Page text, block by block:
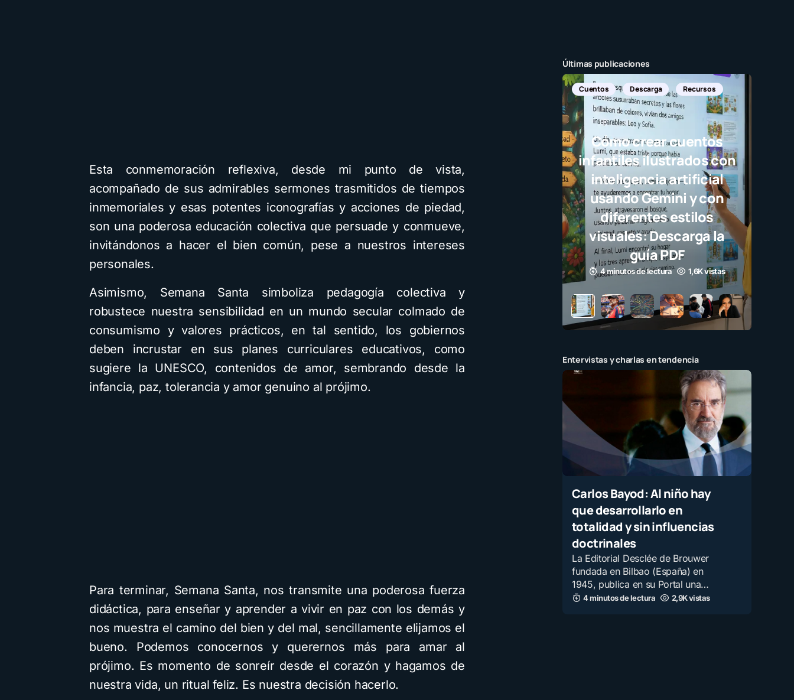
Esta conmemoración reflexiva, desde mi punto de vista,
acompañado de sus admirables sermones trasmitidos de tiempos
inmemoriales y esas potentes iconografías y acciones de piedad,
son una poderosa educación colectiva que persuade y conmueve,
invitándonos a hacer el bien común, pese a nuestros intereses
personales.
Asimismo, Semana Santa simboliza pedagogía colectiva y
robustece nuestra sensibilidad en un mundo secular colmado de
consumismo y valores prácticos, en tal sentido, los gobiernos
deben incrustar en sus planes curriculares educativos, como
sugiere la UNESCO, contenidos de amor, sembrando desde la
infancia, paz, tolerancia y amor genuino al prójimo.
Para terminar, Semana Santa, nos transmite una poderosa fuerza
didáctica, para enseñar y aprender a vivir en paz con los demás y
nos muestra el camino del bien y del mal, sencillamente elijamos el
bueno. Podemos conocernos y querernos más para amar al
prójimo. Es momento de sonreír desde el corazón y hagamos de
nuestra vida, un ritual feliz. Es nuestra decisión hacerlo.
Últimas publicaciones
Cuentos Descarga Recursos
Cómo crear cuentos
infantiles ilustrados con
inteligencia artificial
usando Gemini y con
diferentes estilos
visuales: Descarga la
guía PDF
4 minutos de lectura 1,6K vistas
Entervistas y charlas en tendencia
Carlos Bayod: Al niño hay
que desarrollarlo en
totalidad y sin influencias
doctrinales
La Editorial Desclée de Brouwer
fundada en Bilbao (España) en
1945, publica en su Portal una…
4 minutos de lectura 2,9K vistas